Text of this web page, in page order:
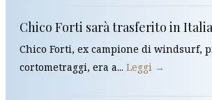
Chico Forti sarà trasferito in Italia
Chico Forti, ex campione di windsurf,
cortometraggi, era a... Leggi →